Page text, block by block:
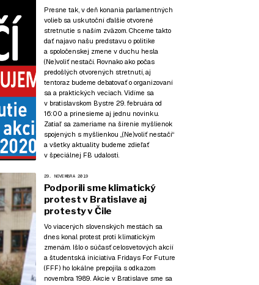
Presne tak, v deň konania parlamentných
volieb sa uskutoční ďalšie otvorené
stretnutie s naším zväzom. Chceme takto
dať najavo našu predstavu o politike
a spoločenskej zmene v duchu hesla
(Ne)voliť nestačí. Rovnako ako počas
predošlých otvorených stretnutí, aj
tentoraz budeme debatovať o organizovaní
sa a praktických veciach. Vidíme sa
v bratislavskom Bystre 29. februára od
16:00 a prinesieme aj jednu novinku.
Zatiaľ sa zameriame na šírenie myšlienok
spojených s myšlienkou „(Ne)voliť nestačí“
a všetky aktuality budeme zdieľať
v špeciálnej FB udalosti.
29. NOVEMBRA 2019
Podporili sme klimatický
protest v Bratislave aj
protesty v Čile
Vo viacerých slovenských mestách sa
dnes konal protest proti klimatickým
zmenám. Išlo o súčasť celosvetových akcií
a študentská iniciatíva Fridays For Future
(FFF) ho lokálne prepojila s odkazom
novembra 1989. Akcie v Bratislave sme sa